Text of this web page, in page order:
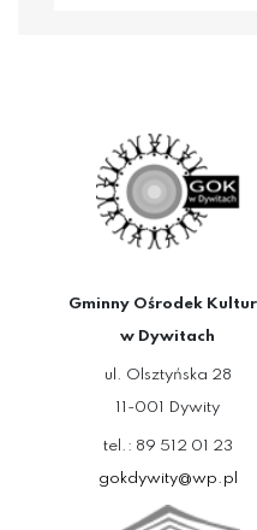
Gminny Ośrodek
w Dywitach
ul. Olsztyńska 28
11-001 Dywity
tel.: 89 512 01 23
gokdywity@wp.pl